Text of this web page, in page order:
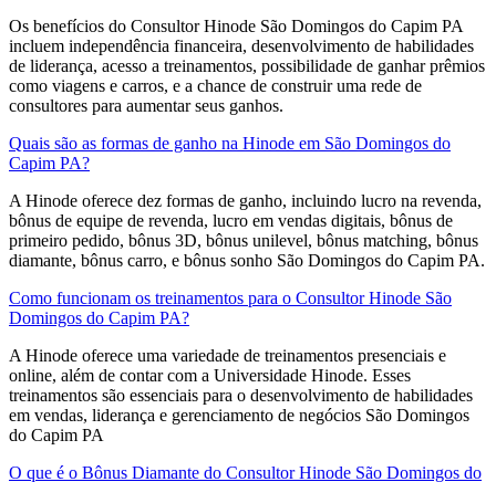
Os benefícios do Consultor Hinode São Domingos do Capim PA
incluem independência financeira, desenvolvimento de habilidades
de liderança, acesso a treinamentos, possibilidade de ganhar prêmios
como viagens e carros, e a chance de construir uma rede de
consultores para aumentar seus ganhos.
Quais são as formas de ganho na Hinode em São Domingos do
Capim PA?
A Hinode oferece dez formas de ganho, incluindo lucro na revenda,
bônus de equipe de revenda, lucro em vendas digitais, bônus de
primeiro pedido, bônus 3D, bônus unilevel, bônus matching, bônus
diamante, bônus carro, e bônus sonho São Domingos do Capim PA.
Como funcionam os treinamentos para o Consultor Hinode São
Domingos do Capim PA?
A Hinode oferece uma variedade de treinamentos presenciais e
online, além de contar com a Universidade Hinode. Esses
treinamentos são essenciais para o desenvolvimento de habilidades
em vendas, liderança e gerenciamento de negócios São Domingos
do Capim PA
O que é o Bônus Diamante do Consultor Hinode São Domingos do